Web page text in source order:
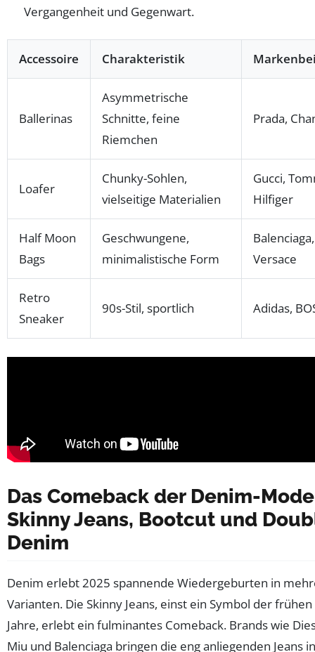
Vergangenheit und Gegenwart.
Accessoire Charakteristik
Ballerinas
Asymmetrische
Schnitte, feine
Riemchen
Prada,
Loafer
Chunky-Sohlen,
vielseitige Materialien
Gucci,
Hilfiger
Half Moon
Bags
Geschwungene,
minimalistische Form
Balenciaga,
Versace
Retro
Sneaker
90s-Stil, sportlich Adidas,
Das Comeback der Denim-
Skinny Jeans, Bootcut und
Denim
Denim erlebt 2025 spannende Wiedergeburten in
Varianten. Die Skinny Jeans, einst ein Symbol der
Jahre, erlebt ein fulminantes Comeback. Brands wie
Miu und Balenciaga bringen die eng anliegenden Jeans in